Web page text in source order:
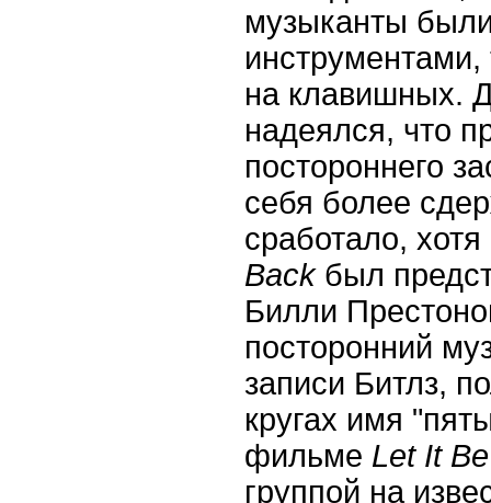
музыканты
на клавишных.
надеялся, что
постороннего
себя более
сработало,
Backбыл
Билли
посторонний
записи Битлз,
кругах имя
фильме Let It Be
группой на